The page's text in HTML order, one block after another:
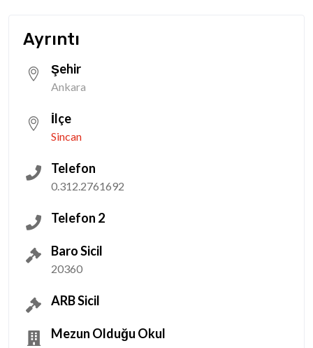
Ayrıntı
Şehir
Ankara
İlçe
Sincan
Telefon
0.312.2761692
Telefon 2
Baro Sicil
20360
ARB Sicil
Mezun Olduğu Okul